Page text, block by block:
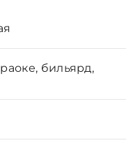
бильярд,